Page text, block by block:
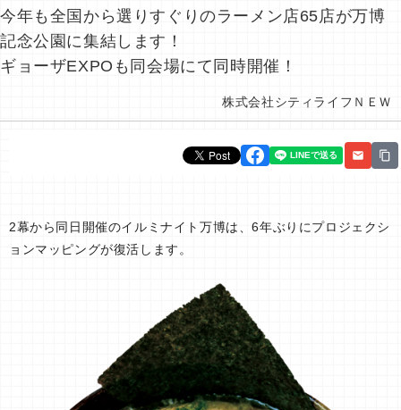
今年も全国から選りすぐりのラーメン店65店が万博
記念公園に集結します！
ギョーザEXPOも同会場にて同時開催！
株式会社シティライフＮＥＷ
2幕から同日開催のイルミナイト万博は、6年ぶりにプロジェクシ
ョンマッピングが復活します。